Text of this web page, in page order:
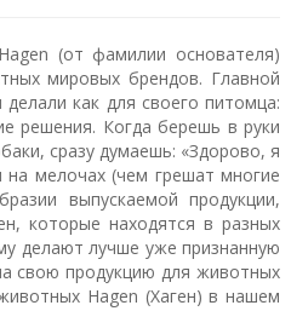
(от фамилии основателя)
мировых брендов. Главной
как для своего питомца:
решения. Когда берешь в руки
сразу думаешь: «Здорово, я
на мелочах (чем грешат многие
выпускаемой продукции,
которые находятся в разных
делают лучше уже признанную
свою продукцию для животных
Hagen (Хаген) в нашем